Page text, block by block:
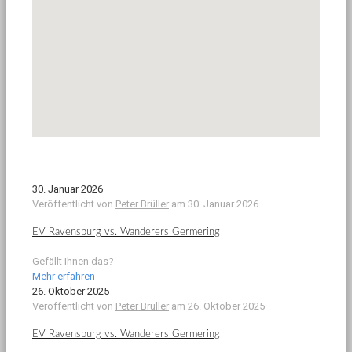
30. Januar 2026
Veröffentlicht von Peter Brüller am 30. Januar 2026
EV Ravensburg vs. Wanderers Germering
Gefällt Ihnen das?
Mehr erfahren
26. Oktober 2025
Veröffentlicht von Peter Brüller am 26. Oktober 2025
EV Ravensburg vs. Wanderers Germering